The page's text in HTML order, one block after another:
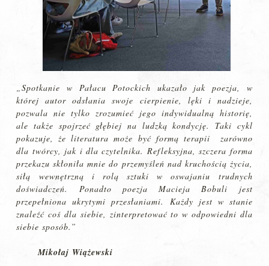
„Spotkanie w Pałacu Potockich ukazało jak poezja, w
której autor odsłania swoje cierpienie, lęki i nadzieje,
pozwala nie tylko zrozumieć jego indywidualną historię,
ale także spojrzeć głębiej na ludzką kondycję. Taki cykl
pokazuje, że literatura może być formą terapii zarówno
dla twórcy, jak i dla czytelnika. Refleksyjna, szczera forma
przekazu skłoniła mnie do przemyśleń nad kruchością życia,
siłą wewnętrzną i rolą sztuki w oswajaniu trudnych
doświadczeń. Ponadto poezja Macieja Bobuli jest
przepełniona ukrytymi przesłaniami. Każdy jest w stanie
znaleźć coś dla siebie, zinterpretować to w odpowiedni dla
siebie sposób.”
Mikołaj Wiążewski